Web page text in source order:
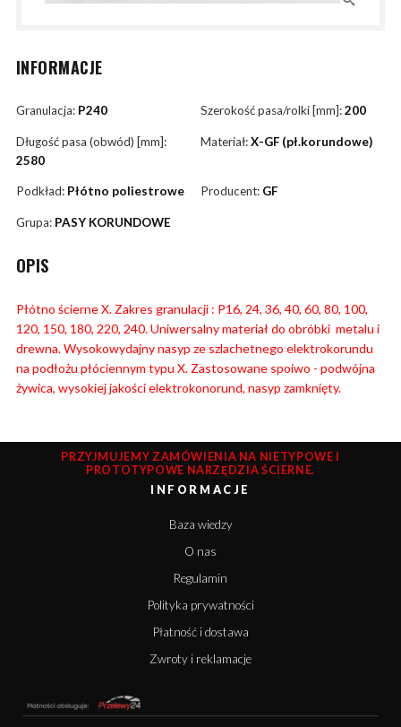
INFORMACJE
Granulacja: P240 Szerokość pasa/rolki [mm]:200
Długość pasa (obwód) [mm]:
2580
Materiał:X-GF (pł.korundowe)
Podkład: Płótno poliestrowe Producent: GF
Grupa: PASY KORUNDOWE
OPIS
Płótno ścierne X. Zakres granulacji : P16, 24, 36, 40, 60, 80, 100,
120, 150, 180, 220, 240. Uniwersalny materiał do obróbki metalu i
drewna. Wysokowydajny nasyp ze szlachetnego elektrokorundu
na podłożu płóciennym typu X. Zastosowane spoiwo - podwójna
żywica, wysokiej jakości elektrokonorund, nasyp zamknięty.
PRZYJMUJEMY ZAMÓWIENIA NA NIETYPOWE I
PROTOTYPOWE NARZĘDZIA ŚCIERNE.
INFORMACJE
Baza wiedzy
O nas
Regulamin
Polityka prywatności
Płatność i dostawa
Zwroty i reklamacje